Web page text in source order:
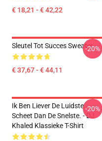
€ 18,21 - € 42,22
Sleutel Tot Succes Sweater
€ 37,67 - € 44,11
-20%
Ik Ben Liever De Luidste
Scheet Dan De Snelste. - DJ
Khaled Klassieke T-Shirt
-20%